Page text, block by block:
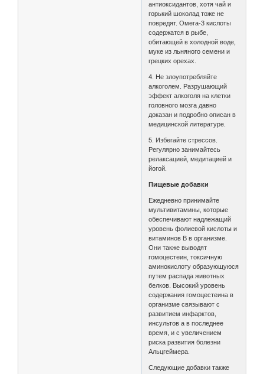
антиоксидантов, хотя чай и
горький шоколад тоже не
повредят. Омега-3 кислоты
содержатся в рыбе,
обитающей в холодной воде,
муке из льняного семени и
грецких орехах.
4. Не злоупотребляйте
алкоголем. Разрушающий
эффект алкоголя на клетки
головного мозга давно
доказан и подробно описан в
медицинской литературе.
5. Избегайте стрессов.
Регулярно занимайтесь
релаксацией, медитацией и
йогой.
Пищевые добавки
Ежедневно принимайте
мультивитамины, которые
обеспечивают надлежащий
уровень фолиевой кислоты и
витаминов B в организме.
Они также выводят
гомоцестеин, токсичную
аминокислоту образующуюся
путем распада животных
белков. Высокий уровень
содержания гомоцестеина в
организме связывают с
развитием инфарктов,
инсультов а в последнее
время, и с увеличением
риска развития болезни
Альцгеймера.
Следующие добавки также